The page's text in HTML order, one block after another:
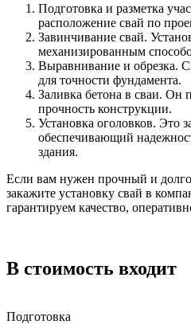
Подготовка и разметка
расположение свай по
Завинчивание свай.
механизированным
Выравнивание и обрезка.
для точности фундамента.
Заливка бетона в сваи. Он
прочность конструкции.
Установка оголовков. Это
обеспечивающий
здания.
Если вам нужен прочный и
закажите установку свай в
гарантируем качество,
В стоимость входит
Подготовка